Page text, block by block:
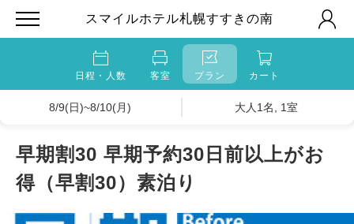
スマイルホテル札幌すすきの南
日程・人数 客室 プラン カート
8/9(日)~8/10(月) 大人1名, 1室
早期割30 早期予約30日前以上がお
得（早割30）素泊り